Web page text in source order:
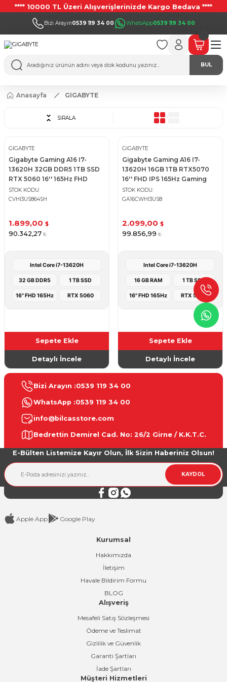
**** 10000 TL Üzeri Alışverişlerinizde Kargo Bedava ****
Bizi Arayın0539 119 34 00 WhatsApp0539 119 34 00
BUL
Anasayfa GIGABYTE
SIRALA
GIGABYTE
Gigabyte Gaming A16 I7-
13620H 32GB DDR5 1TB SSD
RTX 5060 16'' 165Hz FHD
Gaming Notebook
STOK KODU
CVHI3US864SH
1.899,00 $
90.342,27 ₺
Intel Core i7-13620H
32 GB DDR5 1 TB SSD
16" FHD 165Hz RTX 5060
Sepete Ekle
Detaylı İncele
GIGABYTE
Gigabyte Gaming A16 I7-
13620H 16GB 1TB RTX5070
16'' FHD IPS 165Hz Gaming
Notebook
STOK KODU
GA16CWHI3US8
2.099,00 $
99.856,99 ₺
Intel Core i7-13620H
16 GB RAM 1 TB SSD
16" FHD 165Hz RTX 5070
Sepete Ekle
Detaylı İncele
Bizi Arayın :0539 119 34 00
WhatsApp :0539 119 34 00
info@bilcasstore.com
Bedrettin Demirel Cad. No: 26/2 Girne / K.K.T.C.
E-Bülten Listemize Kayır Olun, İlk Sizin Haberiniz Olsun!
KAYDOL
Apple App Google Play
Kurumsal
Hakkımızda
İletişim
Havale Bildirim Formu
BLOG
Alışveriş
Mesafeli Satış Sözleşmesi
Ödeme ve Teslimat
Gizlilik ve Güvenlik
Garanti Şartları
İade Şartları
Müşteri Hizmetleri